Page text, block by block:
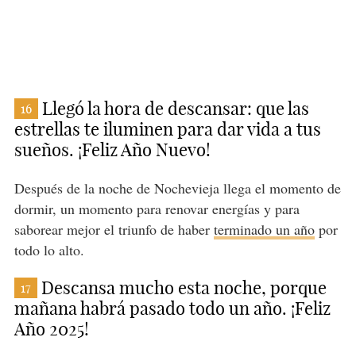
16
Llegó la hora de descansar: que las
estrellas te iluminen para dar vida a tus
sueños. ¡Feliz Año Nuevo!
Después de la noche de Nochevieja llega el momento de
dormir, un momento para renovar energías y para
saborear mejor el triunfo de haber terminado un añopor
todo lo alto.
17
Descansa mucho esta noche, porque
mañana habrá pasado todo un año. ¡Feliz
Año 2025!